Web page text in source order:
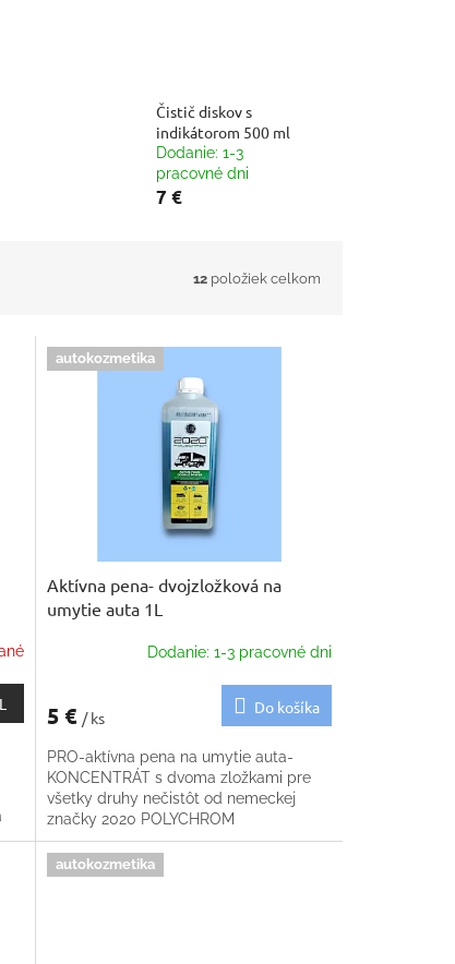
Čistič diskov s
indikátorom 500 ml
Dodanie: 1-3
pracovné dni
7 €
12 položiek celkom
autokozmetika
Aktívna pena- dvojzložková na
umytie auta 1L
Dodanie: 1-3 pracovné dni
5 € / ks
Do košíka
PRO-aktívna pena na umytie auta-
KONCENTRÁT s dvoma zložkami pre
všetky druhy nečistôt od nemeckej
značky 2020 POLYCHROM
autokozmetika